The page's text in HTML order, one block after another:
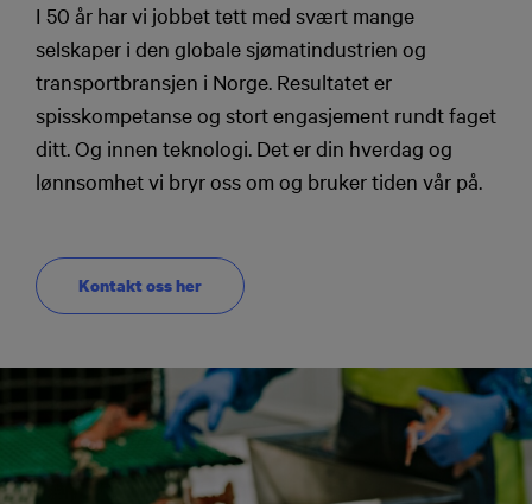
I 50 år har vi jobbet tett med svært mange
selskaper i den globale sjømatindustrien og
transportbransjen i Norge. Resultatet er
spisskompetanse og stort engasjement rundt faget
ditt. Og innen teknologi. Det er din hverdag og
lønnsomhet vi bryr oss om og bruker tiden vår på.
Kontakt oss her